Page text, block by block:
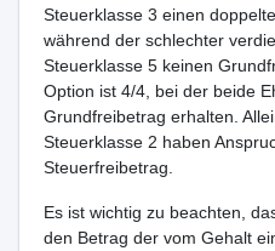
Steuerklasse 3 einen
während der schlechter
Steuerklasse 5 keinen
Option ist 4/4, bei der beide
Grundfreibetrag erhalten.
Steuerklasse 2 haben
Steuerfreibetrag.
Es ist wichtig zu beachten,
den Betrag der vom Gehalt